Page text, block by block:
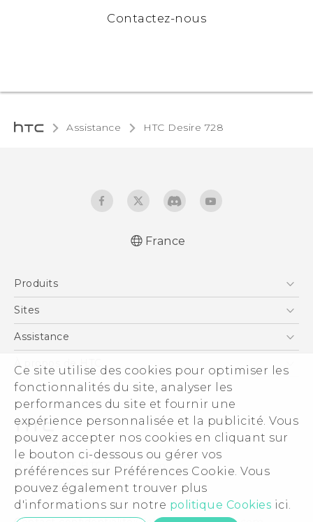
Ce site utilise des cookies pour optimiser les
fonctionnalités du site, analyser les
performances du site et fournir une
expérience personnalisée et la publicité. Vous
pouvez accepter nos cookies en cliquant sur
le bouton ci-dessous ou gérer vos
préférences sur Préférences Cookie. Vous
pouvez également trouver plus
d'informations sur notre politique Cookies ici.
Contactez-nous
Assistance HTC Desire 728‎
France
Produits
Smartphones
Vive
Accessoires
Sites
HTC Vive
HTC Pro
Assistance
eCommerce Support
À propos de HTC
ESG
Informations sur la société
Sécurité du produit
Politique de confidentialité
Cookie Preferences
Carrières
Security and Privacy Whitepaper
© 2011-2026 HTC Corporation
Mentions Légales